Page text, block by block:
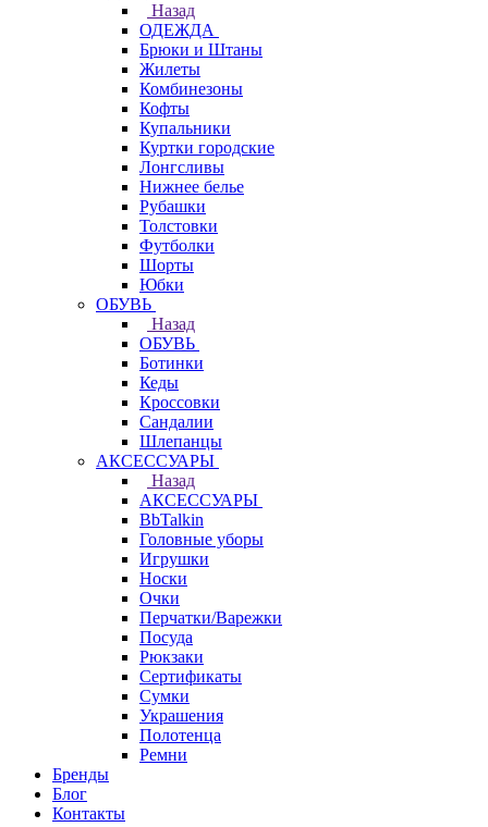
Назад
ОДЕЖДА
Брюки и Штаны
Жилеты
Комбинезоны
Кофты
Купальники
Куртки городские
Лонгсливы
Нижнее белье
Рубашки
Толстовки
Футболки
Шорты
Юбки
ОБУВЬ
Назад
ОБУВЬ
Ботинки
Кеды
Кроссовки
Сандалии
Шлепанцы
АКСЕССУАРЫ
Назад
АКСЕССУАРЫ
BbTalkin
Головные уборы
Игрушки
Носки
Очки
Перчатки/Варежки
Посуда
Рюкзаки
Сертификаты
Сумки
Украшения
Полотенца
Ремни
Бренды
Блог
Контакты